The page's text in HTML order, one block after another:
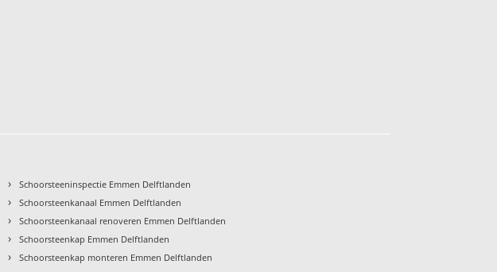
› Schoorsteeninspectie Emmen Delftlanden
› Schoorsteenkanaal Emmen Delftlanden
› Schoorsteenkanaal renoveren Emmen Delftlanden
› Schoorsteenkap Emmen Delftlanden
› Schoorsteenkap monteren Emmen Delftlanden